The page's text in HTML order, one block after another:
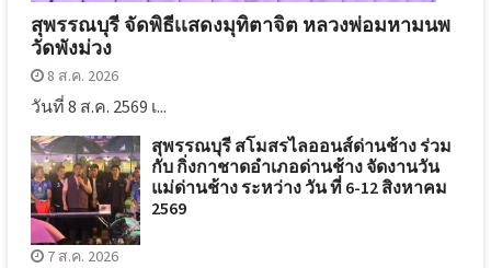
สุพรรณบุรี จัดพิธีเเสดงมุทิตาจิต หลวงพ่อมหามนพ
วัดพังม่วง
8 ส.ค. 2026
วันที่ 8 ส.ค. 2569 เ...
สุพรรณบุรี สโมสรไลออนส์ด่านช้าง ร่วม
กับ กิ่งกาชาดอำเภอด่านช้าง จัดงานวัน
แม่ด่านช้าง ระหว่าง วัน ที่ 6-12 สิงหาคม
2569
7 ส.ค. 2026